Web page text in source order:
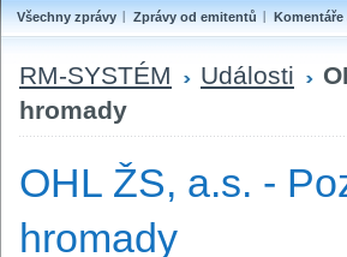
Všechny zprávy Zprávy od emitentů Komentáře
RM-SYSTÉM Události
hromady
OHL ŽS, a.s. -
hromady